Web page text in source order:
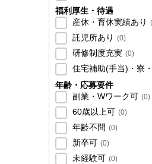
福利厚生・待遇
産休・育休実績あり (
託児所あり (0)
研修制度充実 (0)
住宅補助(手当)・寮
年齢・応募要件
副業・Wワーク可 (0)
60歳以上可 (0)
年齢不問 (0)
新卒可 (0)
未経験可 (0)